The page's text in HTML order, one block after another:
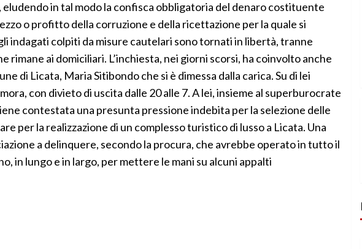
in tal modo la confisca obbligatoria del denaro costituente
o profitto della corruzione e della ricettazione per la quale si
indagati colpiti da misure cautelari sono tornati in libertà, tranne
rimane ai domiciliari. L’inchiesta, nei giorni scorsi, ha coinvolto anche
di Licata, Maria Sitibondo che si è dimessa dalla carica. Su di lei
con divieto di uscita dalle 20 alle 7. A lei, insieme al superburocrate
contestata una presunta pressione indebita per la selezione delle
per la realizzazione di un complesso turistico di lusso a Licata. Una
a delinquere, secondo la procura, che avrebbe operato in tutto il
in lungo e in largo, per mettere le mani su alcuni appalti